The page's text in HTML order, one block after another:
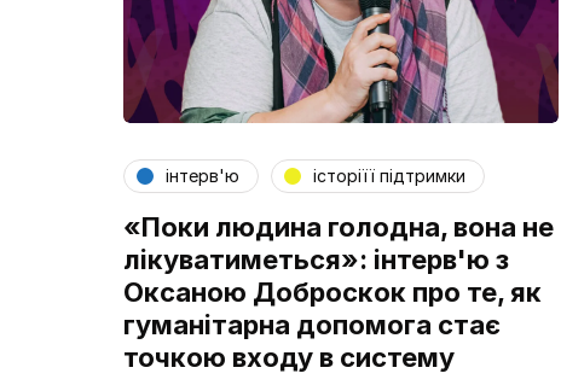
інтерв'ю історіїї підтримки
«Поки людина голодна, вона не
лікуватиметься»: інтерв'ю з
Оксаною Доброскок про те, як
гуманітарна допомога стає
точкою входу в систему